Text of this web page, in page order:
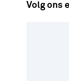
Volg ons